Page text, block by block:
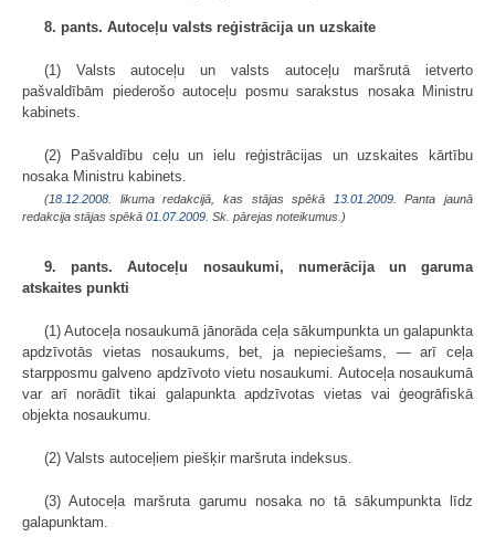
8. pants. Autoceļu valsts reģistrācija un uzskaite
(1) Valsts autoceļu un valsts autoceļu maršrutā ietverto
pašvaldībām piederošo autoceļu posmu sarakstus nosaka Ministru
kabinets.
(2) Pašvaldību ceļu un ielu reģistrācijas un uzskaites kārtību
nosaka Ministru kabinets.
(18.12.2008 . likuma redakcijā, kas stājas spēkā 13.01.2009.
Panta jaunā
redakcija stājas spēkā 01.07.2009. Sk. pārejas noteikumus.)
9. pants. Autoceļu nosaukumi, numerācija un garuma
atskaites punkti
(1) Autoceļa nosaukumā jānorāda ceļa sākumpunkta un galapunkta
apdzīvotās vietas nosaukums, bet, ja nepieciešams, — arī ceļa
starpposmu galveno apdzīvoto vietu nosaukumi. Autoceļa nosaukumā
var arī norādīt tikai galapunkta apdzīvotas vietas vai ģeogrāfiskā
objekta nosaukumu.
(2) Valsts autoceļiem piešķir maršruta indeksus.
(3) Autoceļa maršruta garumu nosaka no tā sākumpunkta līdz
galapunktam.